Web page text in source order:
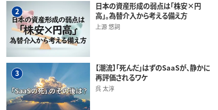
2
日本の資産形成の弱点は「株安×円
高」。為替介入から考える備え方
上源 悠詞
3
【潮流】「死んだ」はずのSaaSが、静かに
再評価されるワケ
呉 太淳